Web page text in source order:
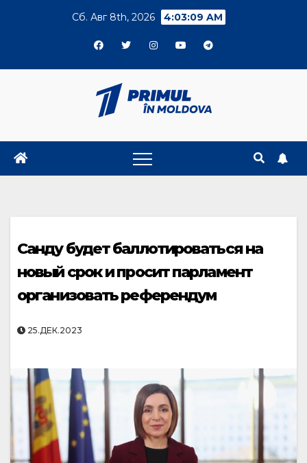
Сб. Авг 8th, 2026 4:03:09 AM
Санду будет баллотироваться на
новый срок и просит парламент
организовать референдум
25.ДЕК.2023